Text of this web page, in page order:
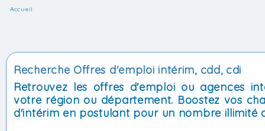
Accueil
Recherche Offres d'emploi intérim, cdd, cdi
Retrouvez les offres d'emploi ou agences
votre région ou département. Boostez vos
d'intérim en postulant pour un nombre illimité